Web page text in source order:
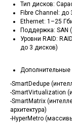
Тип дисков:
Fibre Channel: до
Ethernet: 1–25
Поддержка: SAN
Уровни RAID:
до 3 дисков)
Дополнительные
-SmartDedupe
-SmartVirtualization
-SmartMatrix
архитектура)
-HyperMetro